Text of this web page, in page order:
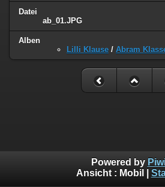
Datei
ab_01.JPG
Alben
Lilli Klause / Abram
Powered by
Ansicht : Mobil